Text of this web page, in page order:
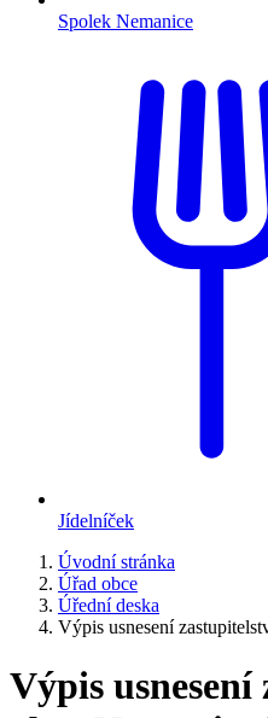
Spolek Nemanice
Jídelníček
Úvodní stránka
Úřad obce
Úřední deska
Výpis usnesení
Výpis